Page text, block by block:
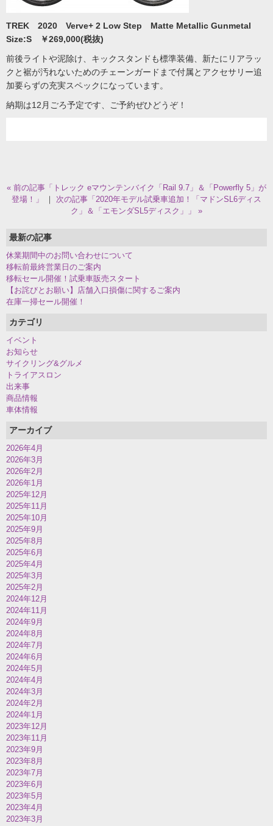
TREK 2020 Verve+ 2 Low Step Matte Metallic Gunmetal
Size:S ￥269,000(税抜)
前後ライトや泥除け、キックスタンドも標準装備、新たにリアラッ
クと裾が汚れないためのチェーンガードまで付属とアクセサリー追
加要らずの充実スペックになっています。
納期は12月ごろ予定です、ご予約ぜひどうぞ！
« 前の記事「トレック eマウンテンバイク「Rail 9.7」＆「Powerfly 5」が
登場！」
｜ 次の記事「2020年モデル試乗車追加！「マドンSL6ディス
ク」＆「エモンダSL5ディスク」」 »
最新の記事
休業期間中のお問い合わせについて
移転前最終営業日のご案内
移転セール開催！試乗車販売スタート
【お詫びとお願い】店舗入口損傷に関するご案内
在庫一掃セール開催！
カテゴリ
イベント
お知らせ
サイクリング&グルメ
トライアスロン
出来事
商品情報
車体情報
アーカイブ
2026年4月
2026年3月
2026年2月
2026年1月
2025年12月
2025年11月
2025年10月
2025年9月
2025年8月
2025年6月
2025年4月
2025年3月
2025年2月
2024年12月
2024年11月
2024年9月
2024年8月
2024年7月
2024年6月
2024年5月
2024年4月
2024年3月
2024年2月
2024年1月
2023年12月
2023年11月
2023年9月
2023年8月
2023年7月
2023年6月
2023年5月
2023年4月
2023年3月